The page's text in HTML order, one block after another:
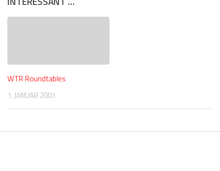
WTR Roundtables
1. JANUAR 2001